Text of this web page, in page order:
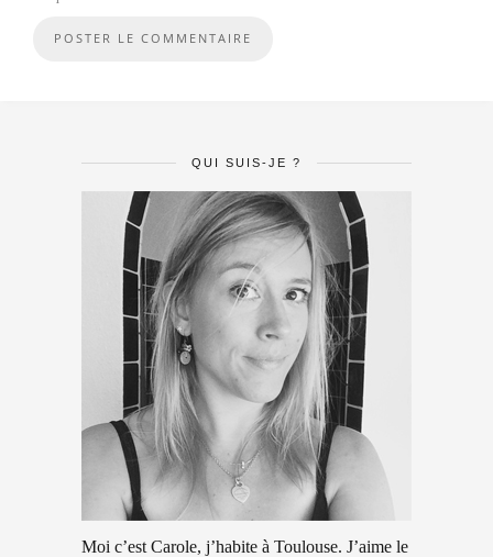
QUI SUIS-JE ?
Moi c’est Carole, j’habite à Toulouse. J’aime le